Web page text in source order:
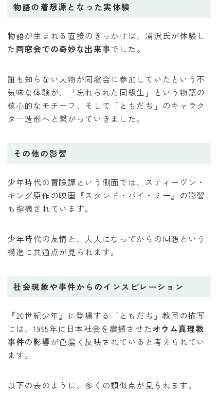
物語の着想源となった実体験
物語が生まれる直接のきっかけは、浦沢氏が体験し
た同窓会での奇妙な出来事でした。
誰も知らない人物が同窓会に参加していたという不
気味な体験が、「忘れられた同級生」という物語の
核心的なモチーフ、そして「ともだち」のキャラク
ター造形へと繋がっていきました。
その他の影響
少年時代の冒険譚という側面では、スティーヴン・
キング原作の映画『スタンド・バイ・ミー』の影響
も指摘されています。
少年時代の友情と、大人になってからの回想という
構造に共通点が見られます。
社会現象や事件からのインスピレーション
『20世紀少年』に登場する「ともだち」教団の描写
には、1995年に日本社会を震撼させたオウム真理教
事件の影響が色濃く反映されていると考えられてい
ます。
以下の表のように、多くの類似点が見られます。